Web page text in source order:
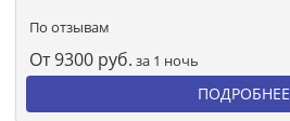
По отзывам
От9300 руб. за 1 ночь
ПОДРОБНЕЕ